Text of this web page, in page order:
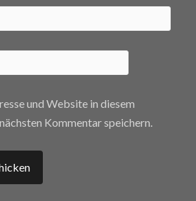
und Website in diesem
Kommentar speichern.